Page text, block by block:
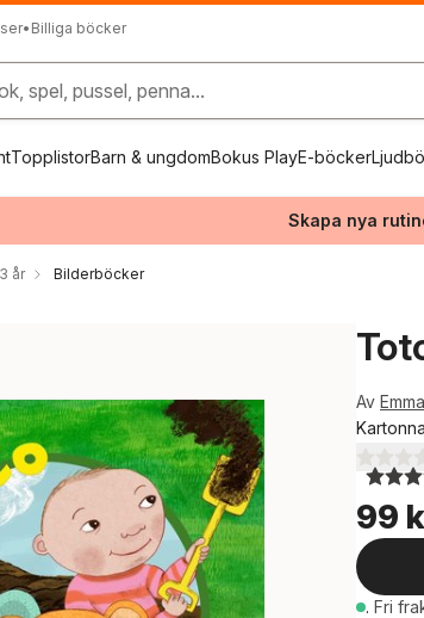
• Billiga böcker
spel, pussel, penna...
TopplistorBarn & ungdomBokus PlayE-böcker
Skapa nya
år Bilderböcker
Av
4,0utav
99
. Fri